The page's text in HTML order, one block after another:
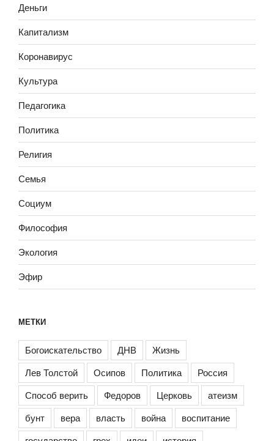
Деньги
Капитализм
Коронавирус
Культура
Педагогика
Политика
Религия
Семья
Социум
Философия
Экология
Эфир
МЕТКИ
Богоискательство ДНВ
Жизнь
Лев Толстой
Осипов Политика
Россия
Способ верить
Федоров Церковь
атеизм
бунт
вера власть война
воспитание